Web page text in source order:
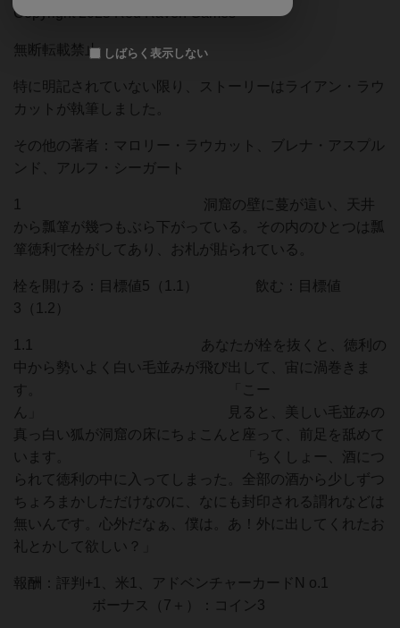
Copyright 2025 Red Raven Games
無断転載禁止
特に明記されていない限り、ストーリーはライアン・ラウ
カットが執筆しました。
その他の著者：マロリー・ラウカット、ブレナ・アスプル
ンド、アルフ・シーガート
1 洞窟の壁に蔓が這い、天井
から瓢箪が幾つもぶら下がっている。その内のひとつは瓢
箪徳利で栓がしてあり、お札が貼られている。
栓を開ける：目標値5（1.1） 飲む：目標値
3（1.2）
1.1 あなたが栓を抜くと、徳利の
中から勢いよく白い毛並みが飛び出して、宙に渦巻きま
す。 「こー
ん」 見ると、美しい毛並みの
真っ白い狐が洞窟の床にちょこんと座って、前足を舐めて
います。 「ちくしょー、酒につ
られて徳利の中に入ってしまった。全部の酒から少しずつ
ちょろまかしただけなのに、なにも封印される謂れなどは
無いんです。心外だなぁ、僕は。あ！外に出してくれたお
礼とかして欲しい？」
報酬：評判+1、米1、アドベンチャーカードN o.1
ボーナス（7＋）：コイン3
しばらく表示しない